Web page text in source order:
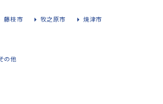
藤枝市 牧之原市 焼津市
の他